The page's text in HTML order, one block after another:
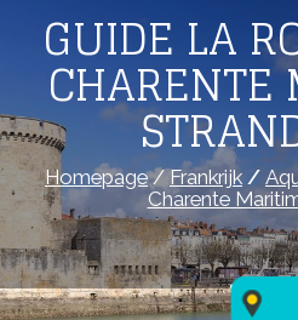
GUIDE LA
Homepage/Frankrijk /
Charente